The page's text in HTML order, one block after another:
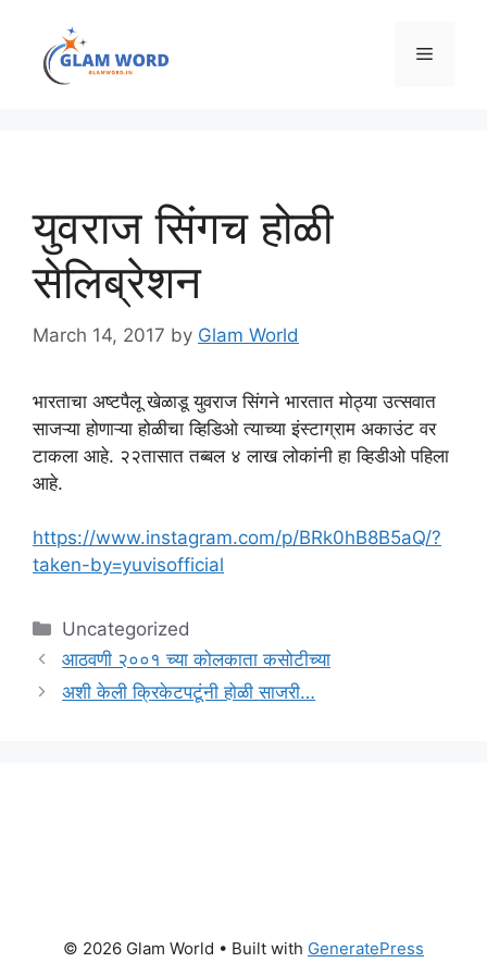
content
Menu
युवराज सिंगच होळी
सेलिब्रेशन
March 14, 2017 by Glam World
भारताचा अष्टपैलू खेळाडू युवराज सिंगने भारतात मोठ्या उत्सवात
साजऱ्या होणाऱ्या होळीचा व्हिडिओ त्याच्या इंस्टाग्राम अकाउंट वर
टाकला आहे. २२तासात तब्बल ४ लाख लोकांनी हा व्हिडीओ पहिला
आहे.
https://www.instagram.com/p/BRk0hB8B5aQ/?
taken-by=yuvisofficial
Categories
Uncategorized
आठवणी २००१ च्या कोलकाता कसोटीच्या
अशी केली क्रिकेटपटूंनी होळी साजरी…
© 2026 Glam World • Built with GeneratePress